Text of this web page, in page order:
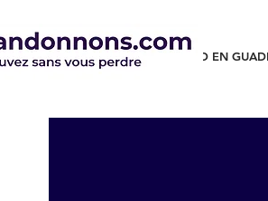
RANDO EN